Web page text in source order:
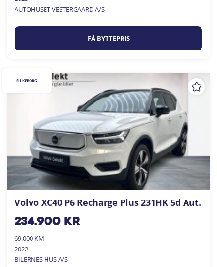
AUTOHUSET VESTERGAARD A/S
FÅ BYTTEPRIS
Volvo XC40 P6 Recharge Plus 231HK 5d Aut.
234.900kr
69.000 KM
2022
BILERNES HUS A/S
SILKEBORG